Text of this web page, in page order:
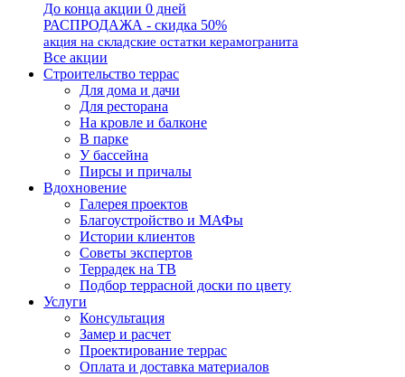
До конца акции 0 дней
РАСПРОДАЖА - скидка 50%
акция на складские остатки керамогранита
Все акции
Строительство террас
Для дома и дачи
Для ресторана
На кровле и балконе
В парке
У бассейна
Пирсы и причалы
Вдохновение
Галерея проектов
Благоустройство и МАФы
Истории клиентов
Советы экспертов
Террадек на ТВ
Подбор террасной доски по цвету
Услуги
Консультация
Замер и расчет
Проектирование террас
Оплата и доставка материалов